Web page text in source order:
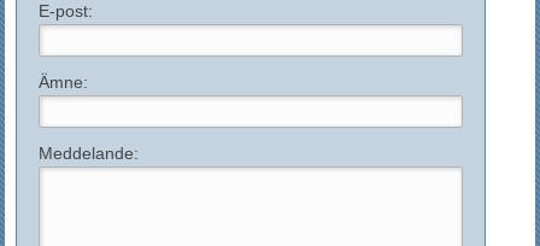
E-post:
Ämne:
Meddelande: